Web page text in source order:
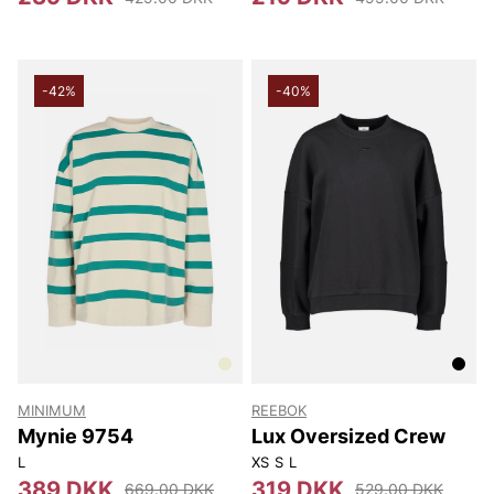
-42%
MINIMUM
Mynie 9754
L
669.00 DKK
-40%
REEBOK
Lux Oversized Crew
XS S L
529.00 DKK